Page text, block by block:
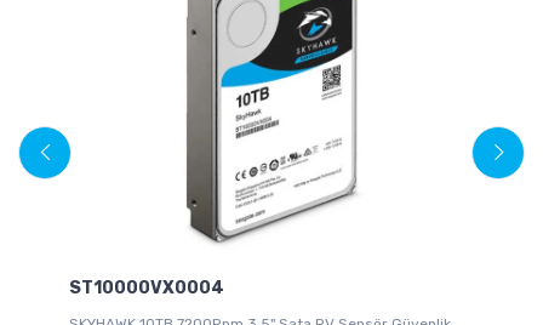
ST10000VX0004